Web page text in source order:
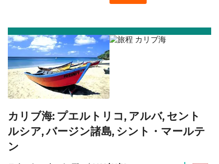
カリブ海: プエルトリコ, アルバ, セント
ルシア, バージン諸島, シント・マールテ
ン